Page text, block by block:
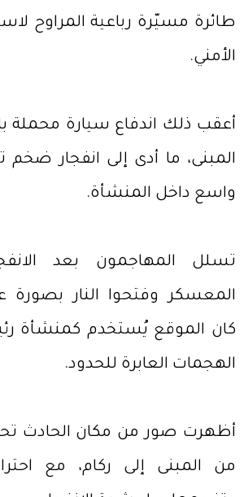
طائرة مسيّرة رباعية المراوح
الأمني.
أعقب ذلك اندفاع سيارة محملة
المبنى، ما أدى إلى انفجار
واسع داخل المنشأة.
تسلل المهاجمون بعد
المعسكر وفتحوا النار بصورة
كان الموقع يُستخدم كمنشأة
الهجمات العابرة للحدود.
أظهرت صور من مكان الحادث
من المبنى إلى ركام، مع